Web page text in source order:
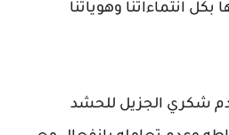
بكل انتماءاتنا وهوياتنا
شكري الجزيل للحشد